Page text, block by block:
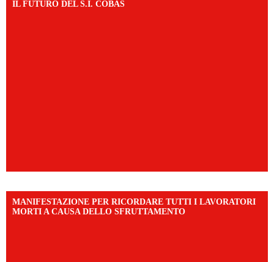
IL FUTURO DEL S.I. COBAS
MANIFESTAZIONE PER RICORDARE TUTTI I LAVORATORI
MORTI A CAUSA DELLO SFRUTTAMENTO